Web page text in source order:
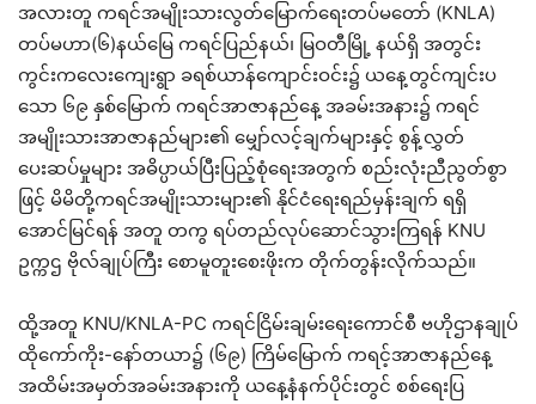
အလားတူ ကရင်အမျိုးသားလွတ်မြောက်ရေးတပ်မတော် (KNLA)
တပ်မဟာ(၆)နယ်မြေ ကရင်ပြည်နယ်၊ မြဝတီမြို့ နယ်ရှိ အတွင်း
ကွင်းကလေးကျေးရွာ ခရစ်ယာန်ကျောင်းဝင်း၌ ယနေ့တွင်ကျင်းပ
သော ၆၉ နှစ်မြောက် ကရင်အာဇာနည်နေ့ အခမ်းအနား၌ ကရင်
အမျိုးသားအာဇာနည်များ၏ မျှော်လင့်ချက်များနှင့် စွန့်လွှတ်
ပေးဆပ်မှုများ အဓိပ္ပာယ်ပြီးပြည့်စုံရေးအတွက် စည်းလုံးညီညွတ်စွာ
ဖြင့် မိမိတို့ကရင်အမျိုးသားများ၏ နိုင်ငံရေးရည်မှန်းချက် ရရှိ
အောင်မြင်ရန် အတူ တကွ ရပ်တည်လုပ်ဆောင်သွားကြရန် KNU
ဥက္ကဌ ဗိုလ်ချုပ်ကြီး စောမူတူးစေးဖိုးက တိုက်တွန်းလိုက်သည်။
ထို့အတူ KNU/KNLA-PC ကရင်ငြိမ်းချမ်းရေးကောင်စီ ဗဟိုဌာနချုပ်
ထိုကော်ကိုး-နော်တယာ၌ (၆၉) ကြိမ်မြောက် ကရင့်အာဇာနည်နေ့
အထိမ်းအမှတ်အခမ်းအနားကို ယနေ့နံနက်ပိုင်းတွင် စစ်ရေးပြ